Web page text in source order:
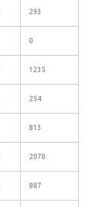
293
0
1235
254
813
2070
887